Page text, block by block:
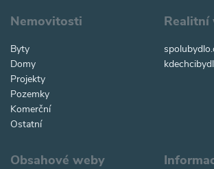
Nemovitosti
Byty
Domy
Projekty
Pozemky
Komerční
Ostatní
Realitní
Obsahové weby